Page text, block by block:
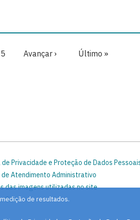
Página
5
Next
Avançar ›
Last
Último »
Privacidade e Proteção de Dados
de Atendimento Administrativo
das imagens utilizadas no site
Site
de resultados.